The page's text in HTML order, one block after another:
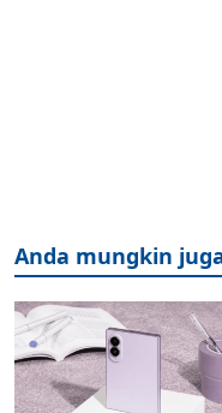
Anda mungkin